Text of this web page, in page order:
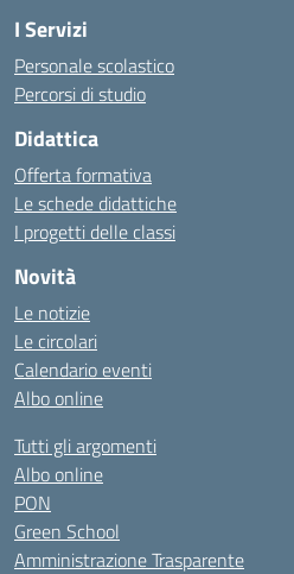
I Servizi
Personale scolastico
Percorsi di studio
Didattica
Offerta formativa
Le schede didattiche
I progetti delle classi
Novità
Le notizie
Le circolari
Calendario eventi
Albo online
Tutti gli argomenti
Albo online
PON
Green School
Amministrazione Trasparente